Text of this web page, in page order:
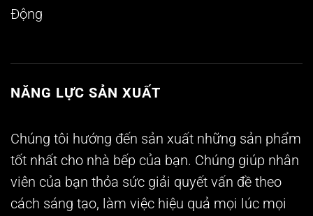
Động
NĂNG LỰC SẢN XUẤT
Chúng tôi hướng đến sản xuất những sản phẩm
tốt nhất cho nhà bếp của bạn. Chúng giúp nhân
viên của bạn thỏa sức giải quyết vấn đề theo
cách sáng tạo, làm việc hiệu quả mọi lúc mọi